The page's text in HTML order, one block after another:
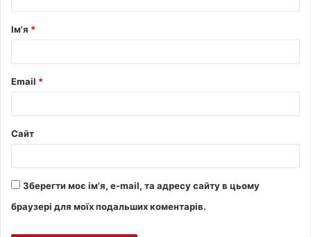
Ім'я *
Email *
Сайт
Зберегти моє ім'я, e-mail, та адресу сайту в цьому
браузері для моїх подальших коментарів.